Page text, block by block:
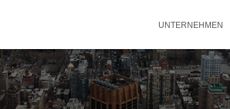
UNTERNEHMEN